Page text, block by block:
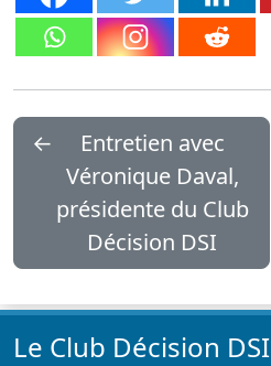
←
Entretien avec
Véronique Daval,
présidente du Club
Décision DSI
Le Club Décision DSI